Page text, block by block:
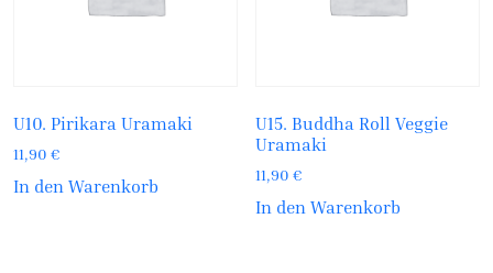
U10. Pirikara Uramaki
11,90 €
In den Warenkorb
U15. Buddha Roll Veggie
Uramaki
11,90€
In den Warenkorb